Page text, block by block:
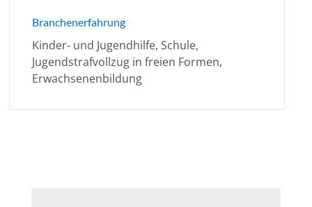
Branchenerfahrung
Kinder- und Jugendhilfe, Schule,
Jugendstrafvollzug in freien Formen,
Erwachsenenbildung